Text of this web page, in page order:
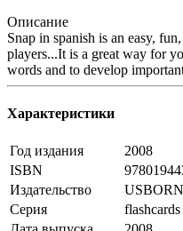
Описание
Snap in spanish is an easy,
players...It is a great way for
words and to develop
Характеристики
Год издания
2008
ISBN
Издательство
Серия
flashcards